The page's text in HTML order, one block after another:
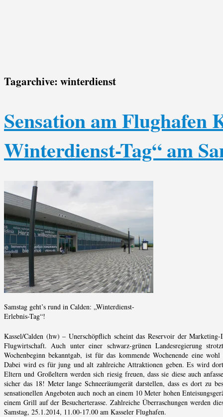
Tagarchive: winterdienst
Sensation am Flughafen
Winterdienst-Tag“ am
Samstag geht’s rund in Calden: „Winterdienst-
Erlebnis-Tag“!
Kassel/Calden (hw) – Unerschöpflich scheint das Reservoir der
Flugwirtschaft. Auch unter einer schwarz-grünen Landesregierung
Wochenbeginn bekanntgab, ist für das kommende Wochenende eine
Dabei wird es für jung und alt zahlreiche Attraktionen geben. Es wird
Eltern und Großeltern werden sich riesig freuen, dass sie diese auch
sicher das 18! Meter lange Schneeräumgerät darstellen, dass es dort zu
sensationellen Angeboten auch noch an einem 10 Meter hohen
einem Grill auf der Besucherterasse. Zahlreiche Überraschungen werden
Samstag, 25.1.2014, 11.00-17.00 am Kasseler Flughafen.